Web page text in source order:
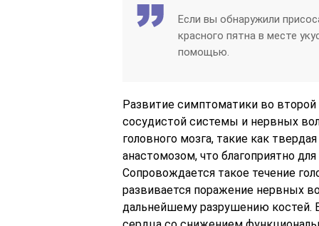
Если вы обнаружили
красного пятна в месте
помощью.
Развитие симптоматики во
сосудистой системы и нервных
головного мозга, такие как
анастомозом, что благоприятно
Сопровождается такое течение
развивается поражение нервных
дальнейшему разрушению костей.